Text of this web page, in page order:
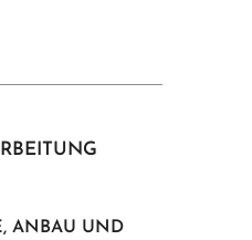
ANBAU UND